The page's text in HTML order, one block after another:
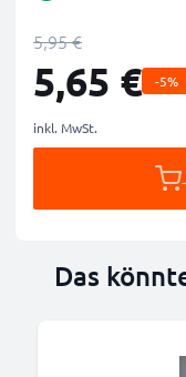
5,95 €
5,65 € -5%
inkl. MwSt.
Das